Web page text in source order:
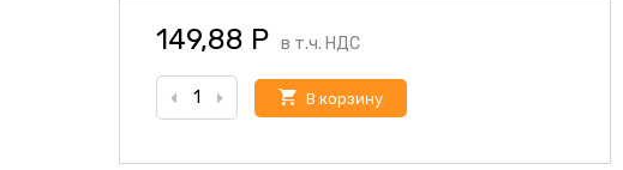
149,88 Р в т.ч. НДС
В корзину